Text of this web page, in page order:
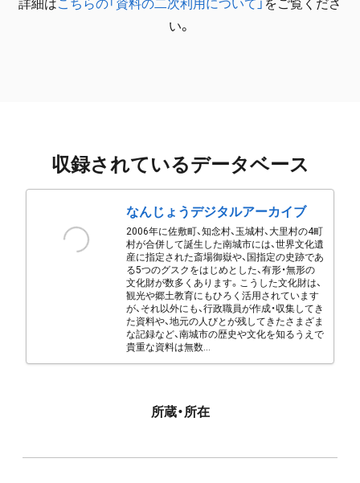
詳細はこちらの「資料の二次利用について」 をご覧くださ
い。
収録されているデータベース
なんじょうデジタルアーカイブ
2006年に佐敷町、知念村、玉城村、大里村の4町
村が合併して誕生した南城市には、世界文化遺
産に指定された斎場御嶽や、国指定の史跡であ
る5つのグスクをはじめとした、有形・無形の
文化財が数多くあります。こうした文化財は、
観光や郷土教育にもひろく活用されています
が、それ以外にも、行政職員が作成・収集してき
た資料や、地元の人びとが残してきたさまざま
な記録など、南城市の歴史や文化を知るうえで
貴重な資料は無数...
所蔵・所在